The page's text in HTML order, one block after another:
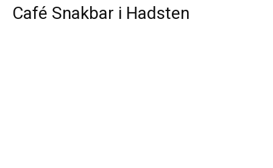
Café Snakbar i Hadsten